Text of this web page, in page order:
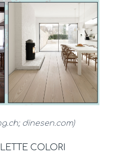
dinesen.com)
COLORI